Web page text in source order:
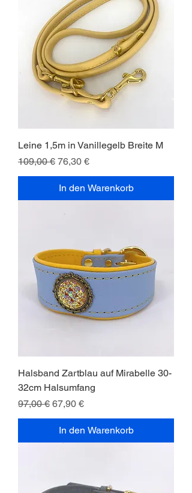
Leine 1,5m in Vanillegelb Breite M
Standardpreis
109,00 € Sale-Preis
76,30 €
In den Warenkorb
Halsband Zartblau auf Mirabelle 30-
32cm Halsumfang
Standardpreis
97,00 € Sale-Preis
67,90 €
In den Warenkorb